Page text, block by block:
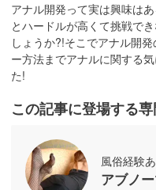
アナル開発って実は興味は
とハードルが高くて挑戦で
しょうか?!そこでアナル開
ー方法までアナルに関する
た!
この記事に登場する
風俗経験
アブノ